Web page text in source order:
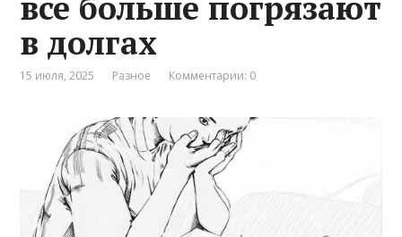
в долгах
15 июля, 2025 Разное Комментарии: 0